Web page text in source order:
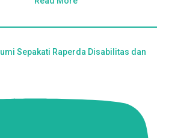
Sepakati Raperda Disabilitas dan